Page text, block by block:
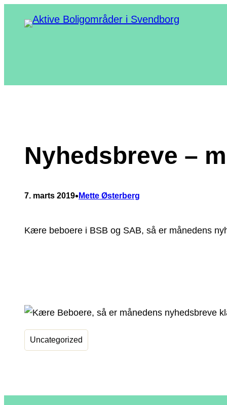
Nyhedsbreve –
7. marts 2019•Mette Østerberg
Kære beboere i BSB og SAB, så er månedens
Uncategorized